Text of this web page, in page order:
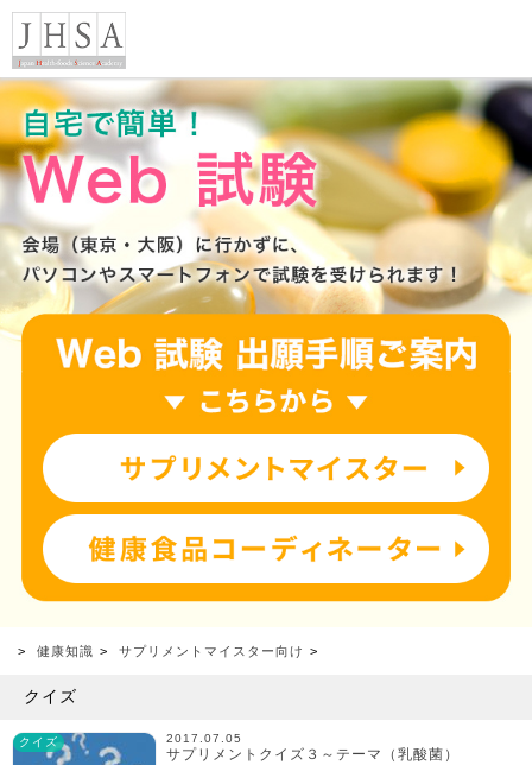
健康知識 サプリメントマイスター向け
クイズ
クイズ 2017.07.05
サプリメントクイズ３～テーマ（乳酸菌）